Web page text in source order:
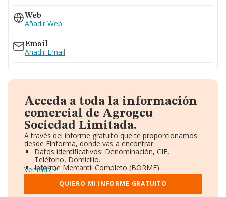
Web
Añadir Web
Email
Añadir Email
Acceda a toda la información
comercial de Agrogcu
Sociedad Limitada.
A través del informe gratuito que te proporcionamos
desde Einforma, donde vas a encontrar:
Datos identificativos: Denominación, CIF,
Teléfono, Domicilio.
Informe Mercantil Completo (BORME).
Gráficos de Evolución Ventas y Empleados.
Consejo de Administración y Administradores.
Directivos y Ejecutivos.
Ver más
QUIERO MI INFORME GRATUITO